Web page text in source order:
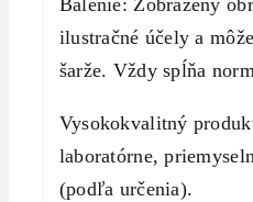
Balenie: Zobrazený
ilustračné účely a
šarže. Vždy spĺňa
Vysokokvalitný
laboratórne,
(podľa určenia).